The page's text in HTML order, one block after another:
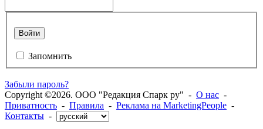
Войти
Запомнить
Забыли пароль?
Copyright ©2026. ООО "Редакция Спарк ру" - О нас -
Приватность - Правила - Реклама на MarketingPeople -
Контакты -